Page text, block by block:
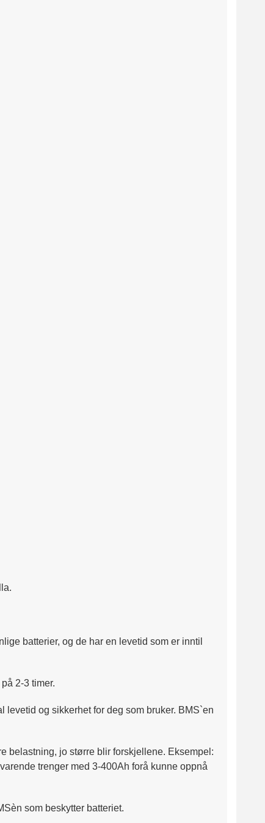
batterier, og de har en levetid som er inntil
2-3 timer.
levetid og sikkerhet for deg som bruker. BMS`en
belastning, jo større blir forskjellene. Eksempel:
trenger med 3-400Ah forå kunne oppnå
som beskytter batteriet.